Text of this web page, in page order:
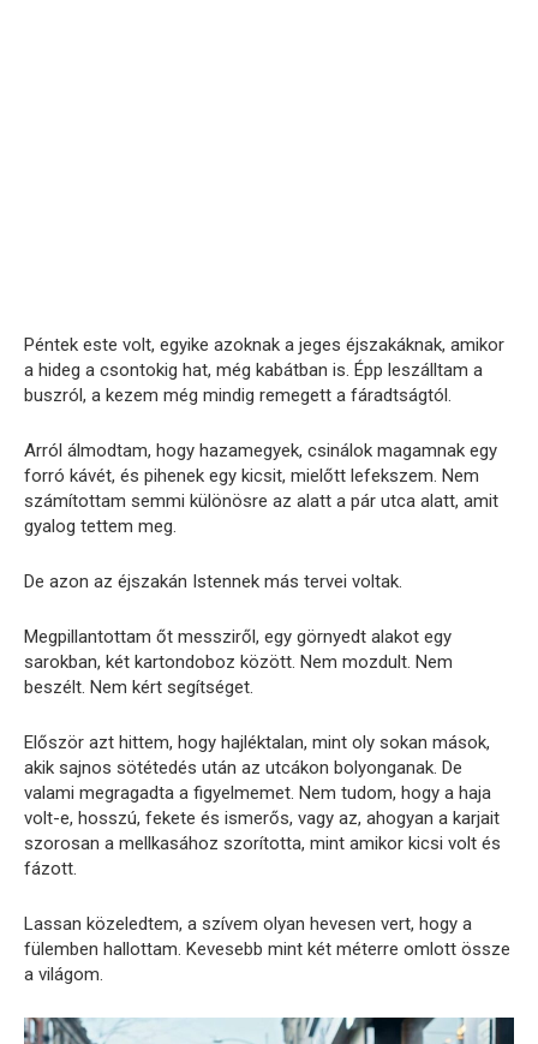
Péntek este volt, egyike azoknak a jeges éjszakáknak, amikor
a hideg a csontokig hat, még kabátban is. Épp leszálltam a
buszról, a kezem még mindig remegett a fáradtságtól.
Arról álmodtam, hogy hazamegyek, csinálok magamnak egy
forró kávét, és pihenek egy kicsit, mielőtt lefekszem. Nem
számítottam semmi különösre az alatt a pár utca alatt, amit
gyalog tettem meg.
De azon az éjszakán Istennek más tervei voltak.
Megpillantottam őt messziről, egy görnyedt alakot egy
sarokban, két kartondoboz között. Nem mozdult. Nem
beszélt. Nem kért segítséget.
Először azt hittem, hogy hajléktalan, mint oly sokan mások,
akik sajnos sötétedés után az utcákon bolyonganak. De
valami megragadta a figyelmemet. Nem tudom, hogy a haja
volt-e, hosszú, fekete és ismerős, vagy az, ahogyan a karjait
szorosan a mellkasához szorította, mint amikor kicsi volt és
fázott.
Lassan közeledtem, a szívem olyan hevesen vert, hogy a
fülemben hallottam. Kevesebb mint két méterre omlott össze
a világom.